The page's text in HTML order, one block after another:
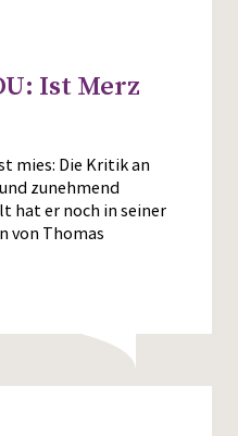
Ist Merz
mies: Die Kritik an
zunehmend
hat er noch in seiner
von Thomas